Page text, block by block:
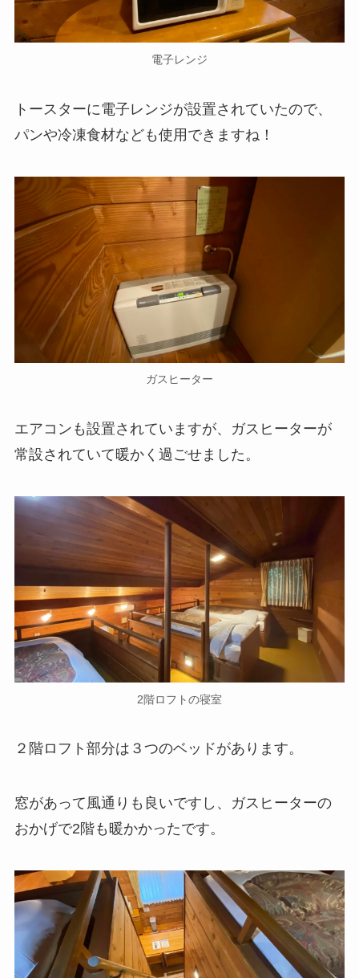
電子レンジ
トースターに電子レンジが設置されていたので、
パンや冷凍食材なども使用できますね！
ガスヒーター
エアコンも設置されていますが、ガスヒーターが
常設されていて暖かく過ごせました。
2階ロフトの寝室
２階ロフト部分は３つのベッドがあります。
窓があって風通りも良いですし、ガスヒーターの
おかげで2階も暖かかったです。